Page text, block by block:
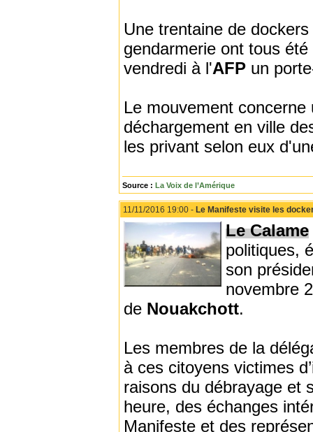
Une trentaine de
gendarmerie ont tous
vendredi à l'AFP un
Le mouvement
déchargement en ville
les privant selon eux
Source : La Voix de l’Amérique
11/11/2016 19:00 - Le Manifeste visite les
Le Calame
politiques,
son
novembre
de Nouakchott.
Les membres de la
à ces citoyens victimes
raisons du débrayage et
heure, des échanges
Manifeste et des